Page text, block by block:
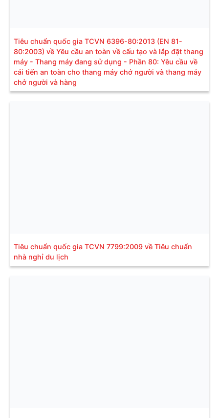
Tiêu chuẩn quốc gia TCVN 6396-80:2013 (EN 81-
80:2003) về Yêu cầu an toàn về cấu tạo và lắp đặt thang
máy - Thang máy đang sử dụng - Phần 80: Yêu cầu về
cải tiến an toàn cho thang máy chở người và thang máy
chở người và hàng
Tiêu chuẩn quốc gia TCVN 7799:2009 về Tiêu chuẩn
nhà nghỉ du lịch